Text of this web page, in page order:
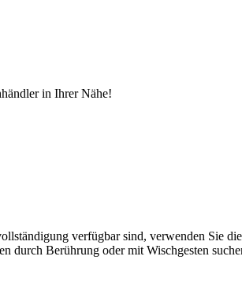
in Ihrer Nähe!
verfügbar sind, verwenden Sie
durch Berührung oder mit Wischgesten